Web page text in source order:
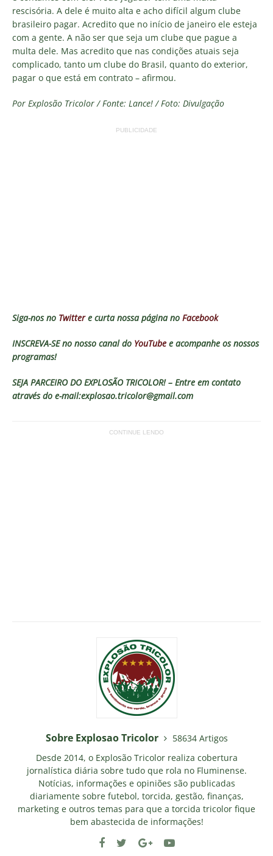
rescisória. A dele é muito alta e acho difícil algum clube
brasileiro pagar. Acredito que no início de janeiro ele esteja
com a gente. A não ser que seja um clube que pague a
multa dele. Mas acredito que nas condições atuais seja
complicado, tanto um clube do Brasil, quanto do exterior,
pagar o que está em contrato – afirmou.
Por Explosão Tricolor / Fonte: Lance! / Foto: Divulgação
PUBLICIDADE
Siga-nos no Twittere curta nossa página no Facebook
INSCREVA-SE no nosso canal do YouTube e acompanhe os nossos
programas!
SEJA PARCEIRO DO EXPLOSÃO TRICOLOR! – Entre em contato
através do e-mail:explosao.tricolor@gmail.com
CONTINUE LENDO
Sobre Explosao Tricolor
58634 Artigos
Desde 2014, o Explosão Tricolor realiza cobertura
jornalística diária sobre tudo que rola no Fluminense.
Notícias, informações e opiniões são publicadas
diariamente sobre futebol, torcida, gestão, finanças,
marketing e outros temas para que a torcida tricolor fique
bem abastecida de informações!